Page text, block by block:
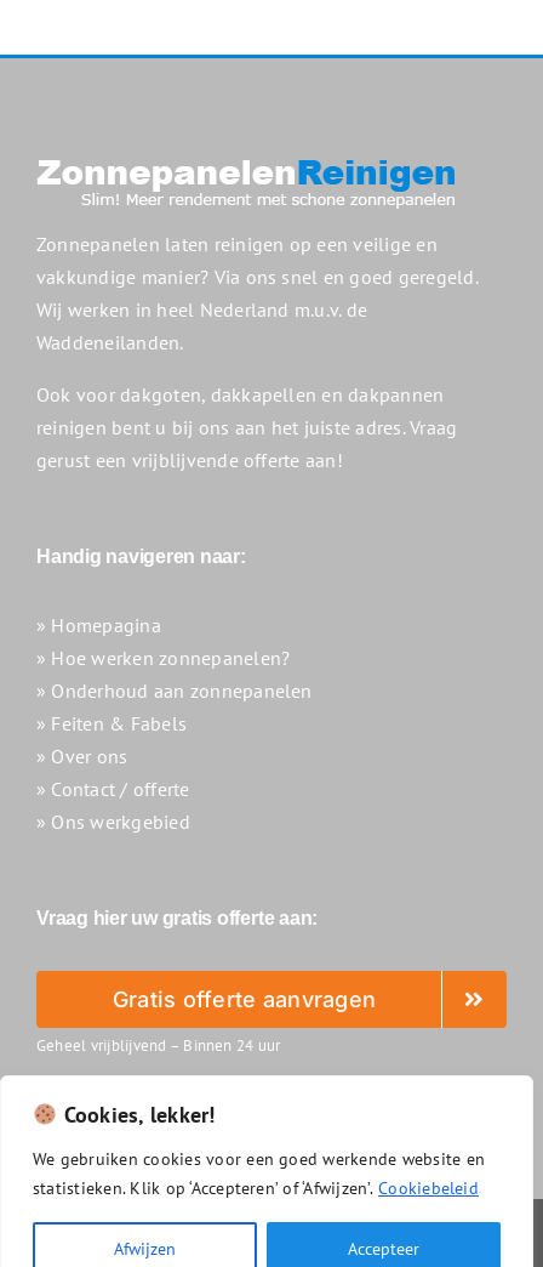
Cookies, lekker!
We gebruikencookiesvooreengoedwerkende website en
statistieken. Klik op ‘Accepteren’of ‘Afwijzen’. Cookiebeleid
Afwijzen Accepteer
Zonnepanelen laten reinigen op een veilige en
vakkundige manier? Via ons snel en goed geregeld.
Wij werken in heel Nederland m.u.v. de
Waddeneilanden.
Ook voor dakgoten, dakkapellen en dakpannen
reinigen bent u bij ons aan het juiste adres. Vraag
gerust een vrijblijvende offerte aan!
Handig navigeren naar:
» Homepagina
» Hoe werken zonnepanelen?
» Onderhoud aan zonnepanelen
» Feiten & Fabels
» Over ons
» Contact / offerte
» Ons werkgebied
Vraag hier uw gratis offerte aan:
Gratis offerte aanvragen
Geheel vrijblijvend – Binnen 24 uur
Privacyverklaring
Cookiebeleid